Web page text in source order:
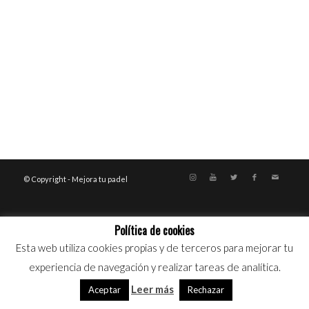
© Copyright - Mejora tu padel
Política de cookies
Esta web utiliza cookies propias y de terceros para mejorar tu
experiencia de navegación y realizar tareas de analítica.
Aceptar Leer más Rechazar